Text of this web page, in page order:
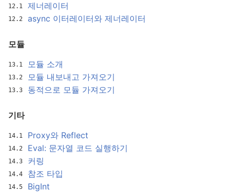
제너레이터
async 이터레이터와 제너레이터
모듈
모듈 소개
모듈 내보내고 가져오기
동적으로 모듈 가져오기
기타
Proxy와 Reflect
Eval: 문자열 코드 실행하기
커링
참조 타입
BigInt